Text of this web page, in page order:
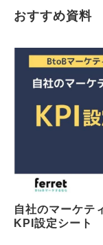
おすすめ資料
自社のマーケテ
KPI設定シート